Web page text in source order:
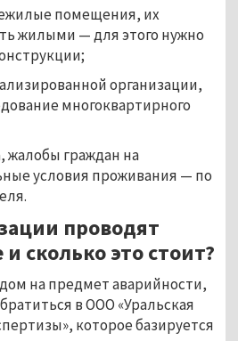
помещения, их
жилыми — для этого нужно
организации,
многоквартирного
жалобы граждан на
условия проживания — по
проводят
сколько это стоит?
на предмет аварийности,
в ООО «Уральская
которое базируется